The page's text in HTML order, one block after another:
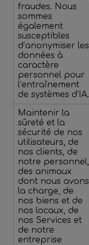
fraudes. Nous
sommes
également
susceptibles
d’anonymiser les
données à
caractère
personnel pour
l’entraînement
de systèmes d’IA.
Maintenir la
sûreté et la
sécurité de nos
utilisateurs, de
nos clients, de
notre personnel,
des animaux
dont nous avons
la charge, de
nos biens et de
nos locaux, de
nos Services et
de notre
entreprise